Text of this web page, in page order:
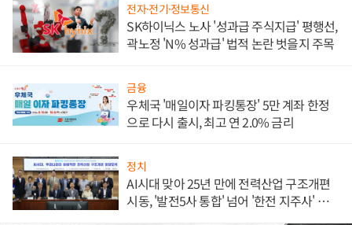
전자·전기·정보통신
SK하이닉스 노사 '성과급 주식지급' 평행선,
곽노정 'N% 성과급' 법적 논란 벗을지 주목
금융
우체국 '매일이자 파킹통장' 5만 계좌 한정
으로 다시 출시, 최고 연 2.0% 금리
정치
AI시대 맞아 25년 만에 전력산업 구조개편
시동, '발전5사 통합' 넘어 '한전 지주사' 재편